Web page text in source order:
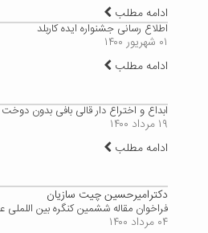
ادامه مطلب
اطلاع رسانی جشنواره ایده کاربلد
۰۱ شهریور ۱۴۰۰
ادامه مطلب
ابداع و اختراع دار قالی بافی بدون
۱۹ مرداد ۱۴۰۰
ادامه مطلب
دکترامیرحسین چیت سازیان
فراخوان مقاله ششمین کنگره بین اللملی
۰۴ مرداد ۱۴۰۰